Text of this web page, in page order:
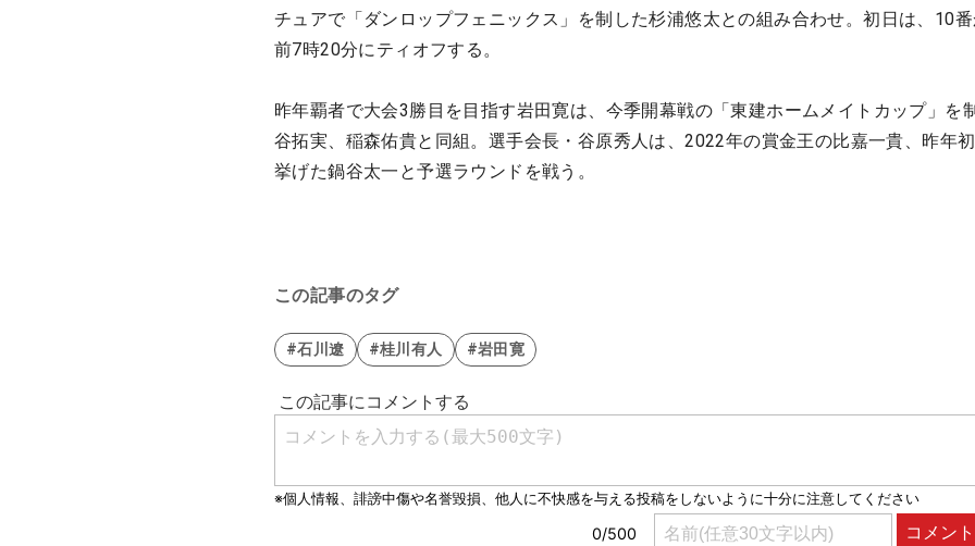
チュアで「ダンロップフェニックス」を制した杉浦悠太との組み合わせ。初日は、10
前7時20分にティオフする。
昨年覇者で大会3勝目を目指す岩田寛は、今季開幕戦の「東建ホームメイトカップ」を
谷拓実、稲森佑貴と同組。選手会長・谷原秀人は、2022年の賞金王の比嘉一貴、昨年
挙げた鍋谷太一と予選ラウンドを戦う。
この記事のタグ
#石川遼 #桂川有人 #岩田寛